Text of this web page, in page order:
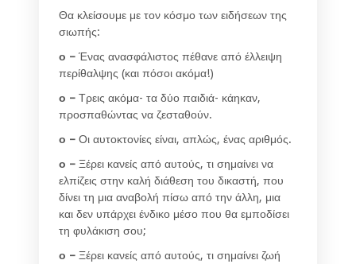
Θα κλείσουμε με τον κόσμο των ειδήσεων της
σιωπής:
ο – Ένας ανασφάλιστος πέθανε από έλλειψη
περίθαλψης (και πόσοι ακόμα!)
ο – Τρεις ακόμα- τα δύο παιδιά- κάηκαν,
προσπαθώντας να ζεσταθούν.
ο – Οι αυτοκτονίες είναι, απλώς, ένας αριθμός.
ο – Ξέρει κανείς από αυτούς, τι σημαίνει να
ελπίζεις στην καλή διάθεση του δικαστή, που
δίνει τη μια αναβολή πίσω από την άλλη, μια
και δεν υπάρχει ένδικο μέσο που θα εμποδίσει
τη φυλάκιση σου;
ο – Ξέρει κανείς από αυτούς, τι σημαίνει ζωή